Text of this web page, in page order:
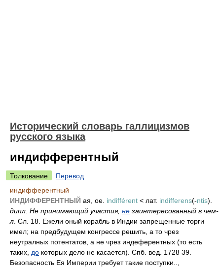
Исторический словарь галлицизмов
русского языка
индифферентный
Толкование
Перевод
индифферентный
ИНДИФФЕРЕНТНЫЙ ая, ое. indifférent < лат. indifferens(-ntis).
дипл. Не принимающий участия, не заинтересованный в чем-
л . Сл. 18. Ежели оный корабль в Индии запрещенные торги
имел; на предбудущем конгрессе решить, а то чрез
неутралных потентатов, а не чрез индеферентных (то есть
таких, до которых дело не касается). Спб. вед. 1728 39.
Безопасность Ея Империи требует такие поступки..,